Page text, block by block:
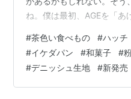
ね。僕は最初、AGEを「あ
揚げ物の茶色が象徴的なと
だ。 前回リンク
イメージしかないだろうが
出てしまう。整理すると
#茶色い食べもの #ハッチ
#イケダパン #和菓子 #
#デニッシュ生地 #新発売